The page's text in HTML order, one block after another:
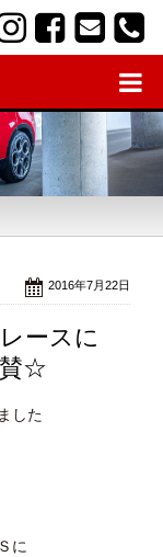
2016年7月22日
ースに
☆
した
に